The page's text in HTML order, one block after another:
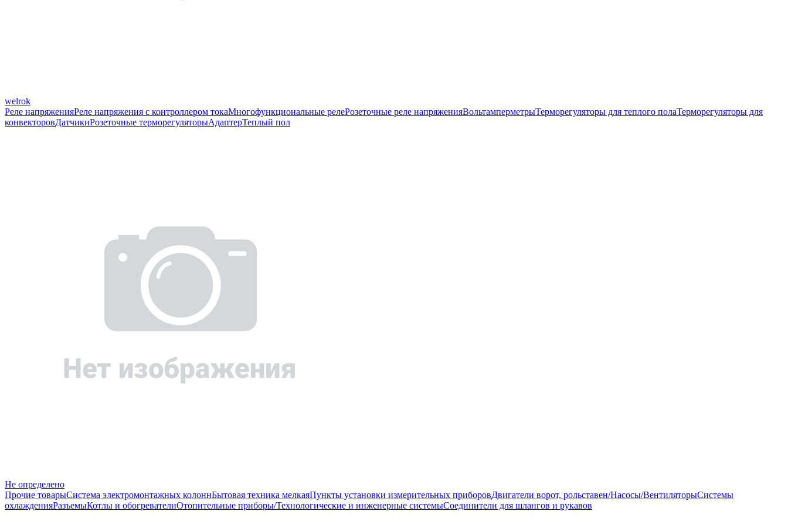
welrok
Реле напряженияРеле напряжения с контроллером токаМногофункциональные релеРозеточные реле напряженияВольтамперметрыТерморегуляторы для теплого полаТерморегуляторы для
конвекторовДатчикиРозеточные терморегуляторыАдаптерТеплый пол
Не определено
Прочие товарыСистема электромонтажных колоннБытовая техника мелкаяПункты установки измерительных приборовДвигатели ворот, рольставен/Насосы/ВентиляторыСистемы
охлажденияРазъемыКотлы и обогревателиОтопительные приборы/Технологические и инженерные системыСоединители для шлангов и рукавов